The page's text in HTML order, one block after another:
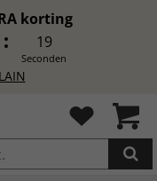
korting
17
Seconden